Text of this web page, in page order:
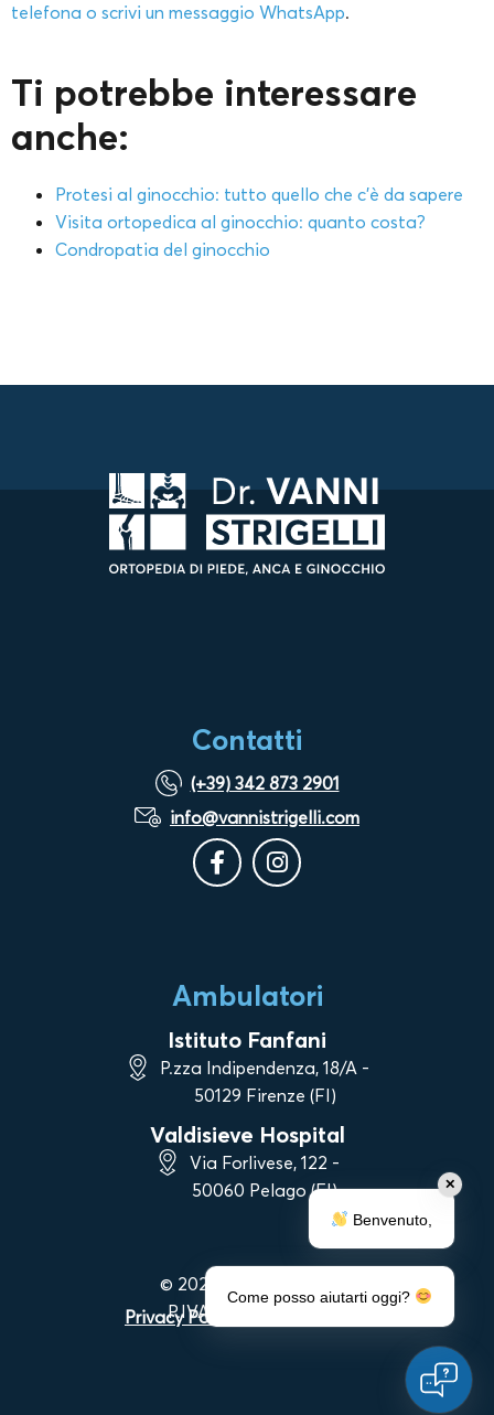
telefona o scrivi un messaggio WhatsApp.
Ti potrebbe interessare
anche:
Protesi al ginocchio: tutto quello che c’è da sapere
Visita ortopedica al ginocchio: quanto costa?
Condropatia del ginocchio
Contatti
(+39) 342 873 2901
info@vannistrigelli.com
Ambulatori
Istituto Fanfani
P.zza Indipendenza, 18/A -
50129 Firenze (FI)
Valdisieve Hospital
Via Forlivese, 122 -
50060 Pelago (FI)
© 2023 Vanni Strigelli
P.IVA 06983090488
Privacy Policy
✕
Benvenuto,
Come posso aiutarti oggi?